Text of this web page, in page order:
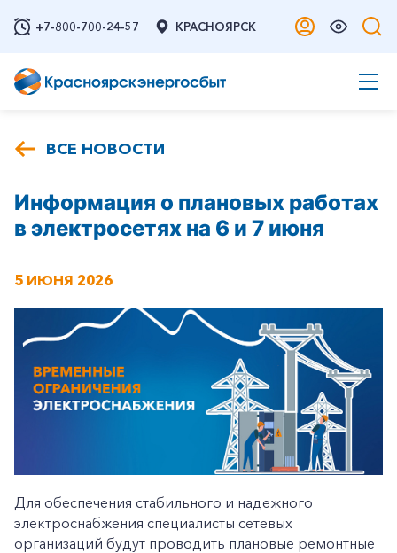
+7-800-700-24-57 КРАСНОЯРСК
ВСЕ НОВОСТИ
Информация о плановых работах
в электросетях на 6 и 7 июня
5 ИЮНЯ 2026
Для обеспечения стабильного и надежного
электроснабжения специалисты сетевых
организаций будут проводить плановые ремонтные